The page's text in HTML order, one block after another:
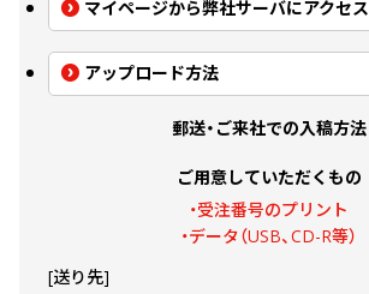
マイページから弊社サーバにアクセス
アップロード方法
郵送・ご来社での入稿方法
ご用意していただくもの
・受注番号のプリント
・データ（USB、CD-R等）
[送り先]